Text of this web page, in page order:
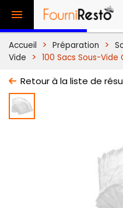

Accueil Préparation
Vide
100 Sacs Sous-
Retour à la liste de